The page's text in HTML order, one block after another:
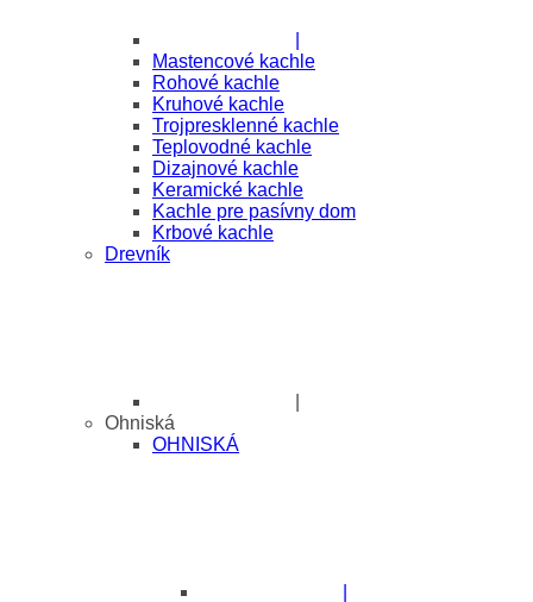
Mastencové kachle
Rohové kachle
Kruhové kachle
Trojpresklenné kachle
Teplovodné kachle
Dizajnové kachle
Keramické kachle
Kachle pre pasívny dom
Krbové kachle
Drevník
Ohniská
OHNISKÁ